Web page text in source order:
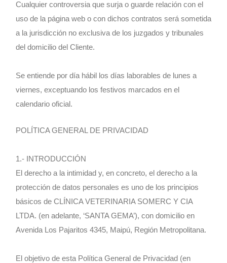
Cualquier controversia que surja o guarde relación con el
uso de la página web o con dichos contratos será sometida
a la jurisdicción no exclusiva de los juzgados y tribunales
del domicilio del Cliente.
Se entiende por día hábil los días laborables de lunes a
viernes, exceptuando los festivos marcados en el
calendario oficial.
POLÍTICA GENERAL DE PRIVACIDAD
1.- INTRODUCCIÓN
El derecho a la intimidad y, en concreto, el derecho a la
protección de datos personales es uno de los principios
básicos de CLÍNICA VETERINARIA SOMERC Y CIA
LTDA. (en adelante, ‘SANTA GEMA’), con domicilio en
Avenida Los Pajaritos 4345, Maipú, Región Metropolitana.
El objetivo de esta Política General de Privacidad (en